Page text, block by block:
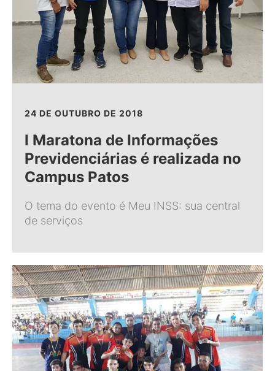
24 DE OUTUBRO DE 2018
I Maratona de Informações
Previdenciárias é realizada no
Campus Patos
O tema do evento é Meu INSS: sua central
de serviços